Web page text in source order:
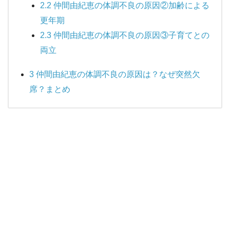
2.2 仲間由紀恵の体調不良の原因②加齢による
更年期
2.3仲間由紀恵の体調不良の原因③子育てとの
両立
3 仲間由紀恵の体調不良の原因は？なぜ突然欠
席？まとめ